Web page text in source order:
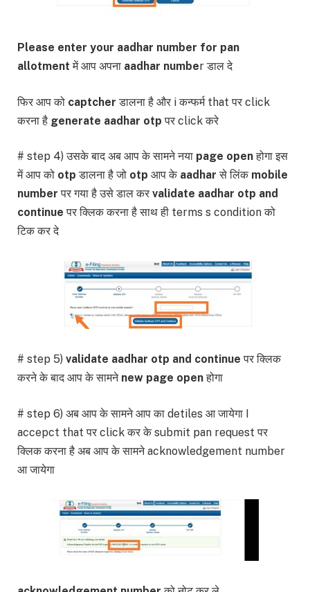
Please enter your aadhar number for pan
allotment में आप अपना aadhar number डाल दे
फिर आप को captcher डालना है और i कन्फर्म that पर click
करना है generate aadhar otp पर click करे
# step 4) उसके बाद अब आप के सामने नया page openहोगा इस
में आप को otp डालना है जो otp आप के aadhar से लिंक mobile
number पर गया है उसे डाल कर validate aadhar otp and
continue पर क्लिक करना है साथ ही terms s condition को
टिक कर दे
# step 5) validate aadhar otp and continue पर क्लिक
करने के बाद आप के सामने new page openहोगा
# step 6) अब आप के सामने आप का detiles आ जायेगा I
accepct that पर click कर के submit pan request पर
क्लिक करना है अब आप के सामने acknowledgement number
आ जायेगा